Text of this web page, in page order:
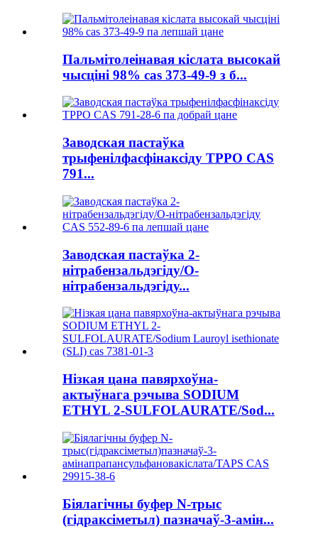
Пальмітолеінавая кіслата высокай
чысціні 98% cas 373-49-9 з б...
Заводская пастаўка
трыфенілфасфінаксіду TPPO CAS
791...
Заводская пастаўка 2-
нітрабензальдэгіду/O-
нітрабензальдэгіду...
Нізкая цана павярхоўна-
актыўнага рэчыва SODIUM
ETHYL 2-SULFOLAURATE/Sod...
Біялагічны буфер N-трыс
(гідраксіметыл) пазначаў-3-амін...